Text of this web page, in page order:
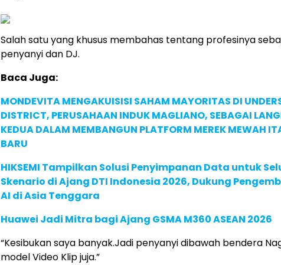
Salah satu yang khusus membahas tentang profesinya
penyanyi dan DJ.
Baca Juga:
MONDEVITA MENGAKUISISI SAHAM MAYORITAS DI
DISTRICT, PERUSAHAAN INDUK MAGLIANO, SEBAGAI
KEDUA DALAM MEMBANGUN PLATFORM MEREK MEWAH
BARU
HIKSEMI Tampilkan Solusi Penyimpanan Data untuk
Skenario di Ajang DTI Indonesia 2026, Dukung
AI di Asia Tenggara
Huawei Jadi Mitra bagi Ajang GSMA M360 ASEAN 2026
“Kesibukan saya banyak.Jadi penyanyi dibawah bendera
model Video Klip juja.”